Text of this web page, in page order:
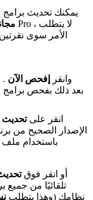
يمكنك تحديث برامج
الأمر سوى
افتح برنامج Driver Easy وانقر
إفحص الآن .
انقر علىتحديث
الإصدار الصحيح من
باستخدام ملف
أو انقر فوق
تلقائيًا من جميع
نظامك (وهذا يتطلب